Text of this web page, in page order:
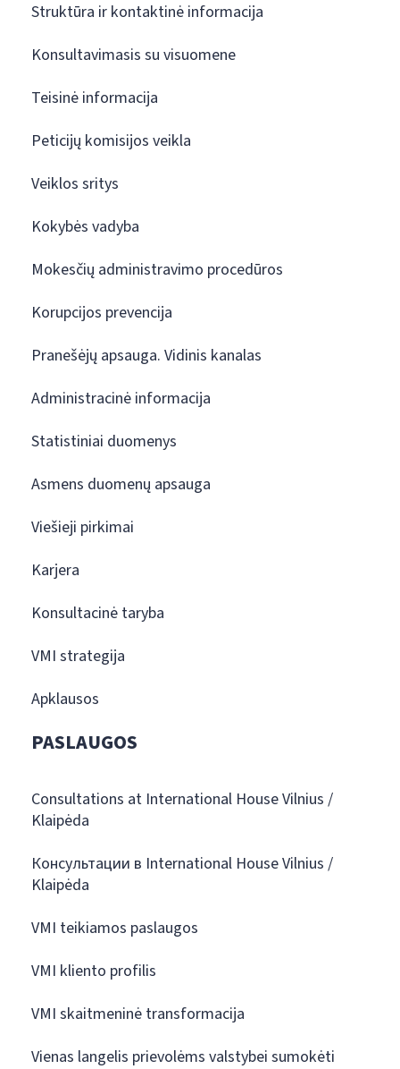
Struktūra ir kontaktinė informacija
Konsultavimasis su visuomene
Teisinė informacija
Peticijų komisijos veikla
Veiklos sritys
Kokybės vadyba
Mokesčių administravimo procedūros
Korupcijos prevencija
Pranešėjų apsauga. Vidinis kanalas
Administracinė informacija
Statistiniai duomenys
Asmens duomenų apsauga
Viešieji pirkimai
Karjera
Konsultacinė taryba
VMI strategija
Apklausos
PASLAUGOS
Consultations at International House Vilnius /
Klaipėda
Консультации в International House Vilnius /
Klaipėda
VMI teikiamos paslaugos
VMI kliento profilis
VMI skaitmeninė transformacija
Vienas langelis prievolėms valstybei sumokėti